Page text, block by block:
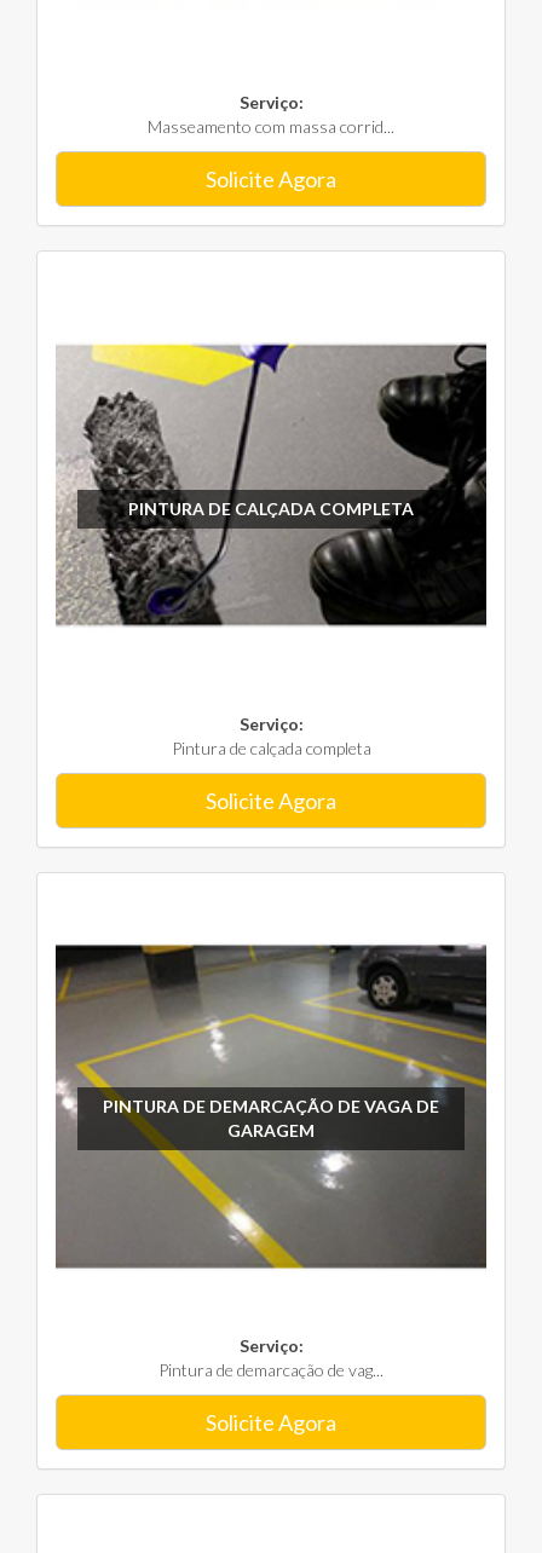
Serviço:
Masseamento com massa corrid...
Solicite Agora
PINTURA DE CALÇADA COMPLETA
Serviço:
Pintura de calçada completa
Solicite Agora
PINTURA DE DEMARCAÇÃO DE VAGA DE
GARAGEM
Serviço:
Pintura de demarcação de vag...
Solicite Agora